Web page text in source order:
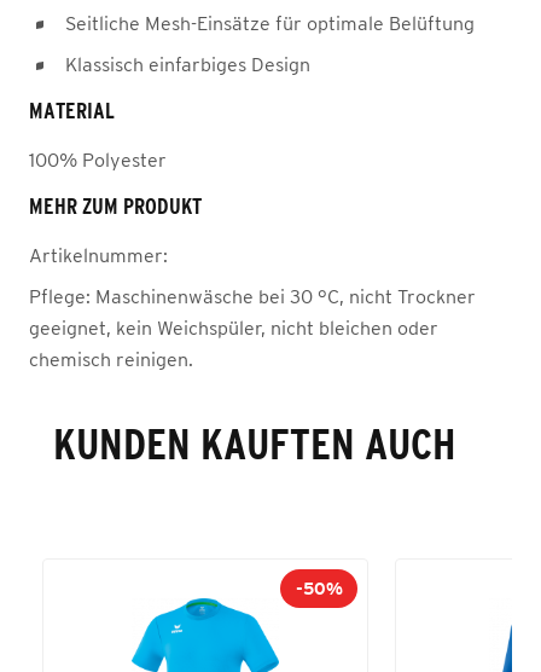
Seitliche Mesh-Einsätze für optimale Belüftung
Klassisch einfarbiges Design
MATERIAL
100% Polyester
MEHR ZUM PRODUKT
Artikelnummer:
Pflege: Maschinenwäsche bei 30 °C, nicht Trockner
geeignet, kein Weichspüler, nicht bleichen oder
chemisch reinigen.
KUNDEN KAUFTEN AUCH
-50%